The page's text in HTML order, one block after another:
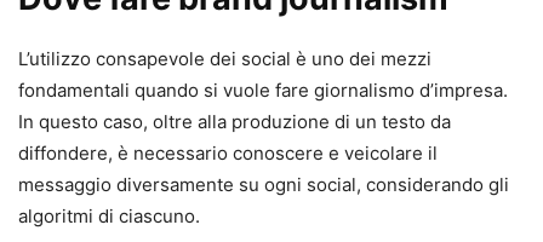
L’utilizzo consapevole dei social è uno dei mezzi
fondamentali quando si vuole fare giornalismo d’impresa.
In questo caso, oltre alla produzione di un testo da
diffondere, è necessario conoscere e veicolare il
messaggio diversamente su ogni social, considerando gli
algoritmi di ciascuno.